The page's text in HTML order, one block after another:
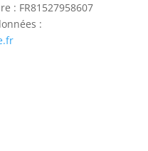
: FR81527958607
: